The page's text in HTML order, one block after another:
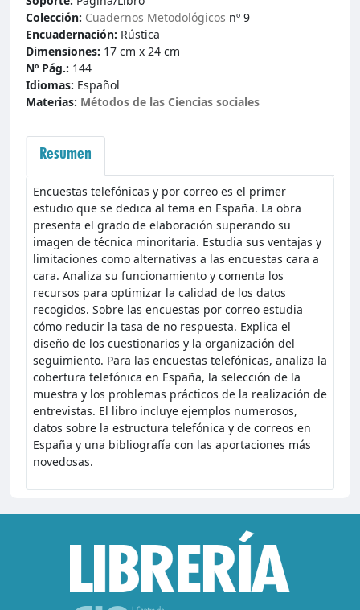
Colección: Cuadernos Metodológicos nº 9
Encuadernación: Rústica
Dimensiones: 17 cm x 24 cm
Nº Pág.: 144
Idiomas: Español
Materias: Métodos de las Ciencias sociales
Resumen
Encuestas telefónicas y por correo es el primer
estudio que se dedica al tema en España. La obra
presenta el grado de elaboración superando su
imagen de técnica minoritaria. Estudia sus ventajas y
limitaciones como alternativas a las encuestas cara a
cara. Analiza su funcionamiento y comenta los
recursos para optimizar la calidad de los datos
recogidos. Sobre las encuestas por correo estudia
cómo reducir la tasa de no respuesta. Explica el
diseño de los cuestionarios y la organización del
seguimiento. Para las encuestas telefónicas, analiza la
cobertura telefónica en España, la selección de la
muestra y los problemas prácticos de la realización de
entrevistas. El libro incluye ejemplos numerosos,
datos sobre la estructura telefónica y de correos en
España y una bibliografía con las aportaciones más
novedosas.